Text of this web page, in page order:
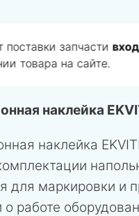
поставки запчасти
товара на сайте.
наклейка
наклейка
для маркировки и
работе